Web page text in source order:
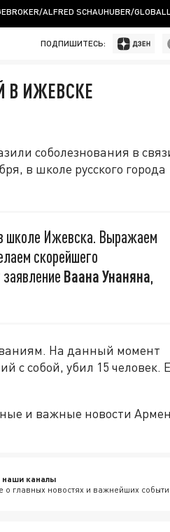
ALFRED SCHAUHUBER/
ПОДПИШИТЕСЬ:
В ИЖЕВСКЕ
соболезнования в
в школе русского города
школе Ижевска. Выражаем
скорейшего
Ваана Унаняна,
На данный момент
с собой, убил 15 человек.
и важные новости
наши каналы
о главных новостях и важнейших